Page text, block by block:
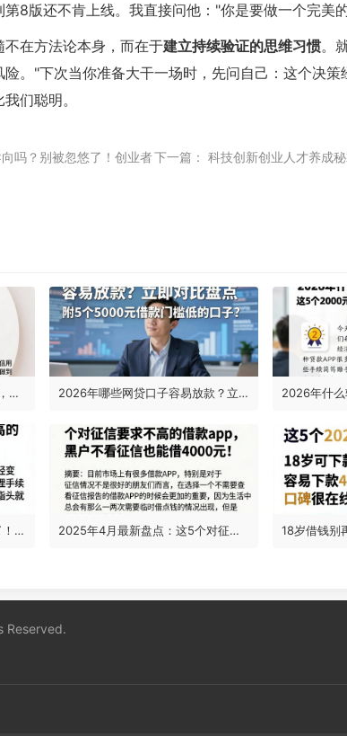
8版还不肯上线。我直接问他："你是要做一个完美
在方法论本身，而在于建立持续验证的思维习惯。
。"下次当你准备大干一场时，先问自己：这个决
们聪明。
吗？别被忽悠了！创业者下一篇： 科技创新创业人才养成
17年不上征信的贷款口子大盘点，这5个无视征信借3000元秒批！ 2026年哪些网贷口子容易放款？立即对比盘点，附5个5000元借款门槛低的口子
2026借款不被拒的平台推荐来了！这5个征信要求不高的秒下款口子速看 2025年4月最新盘点：这5个对征信要求不高的借款App，黑户不看征信也能借4000元！
Reserved.